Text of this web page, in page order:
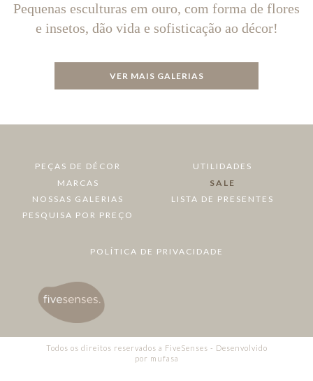
Pequenas esculturas em ouro, com forma de flores
e insetos, dão vida e sofisticação ao décor!
VER MAIS GALERIAS
PEÇAS DE DÉCOR
UTILIDADES
MARCAS
SALE
NOSSAS GALERIAS
LISTA DE PRESENTES
PESQUISA POR PREÇO
POLÍTICA DE PRIVACIDADE
Todos os direitos reservados a FiveSenses - Desenvolvido
por mufasa